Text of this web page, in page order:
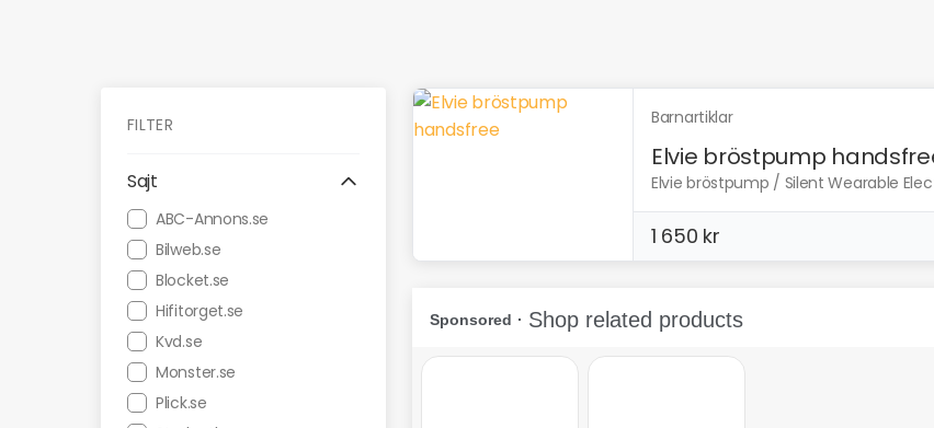
FILTER
Sajt
ABC-Annons.se
Bilweb.se
Blocket.se
Hifitorget.se
Kvd.se
Monster.se
Plick.se
Barnartiklar
Elvie bröstpump
Elvie bröstpump / Silent Wearable
1 650 kr